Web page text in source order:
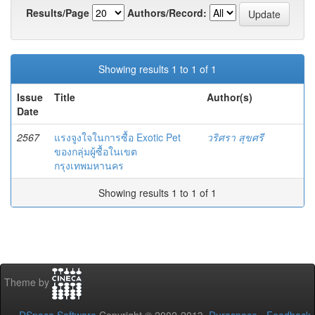
Results/Page
Authors/Record:
Showing results 1 to 1 of 1
Issue
Date
Title Author(s)
2567
แรงจูงใจในการซื้อ Exotic Pet
ของกลุ่มผู้ซื้อในเขต
กรุงเทพมหานคร
วริศรา สุขศรี
Showing results 1 to 1 of 1
Theme by